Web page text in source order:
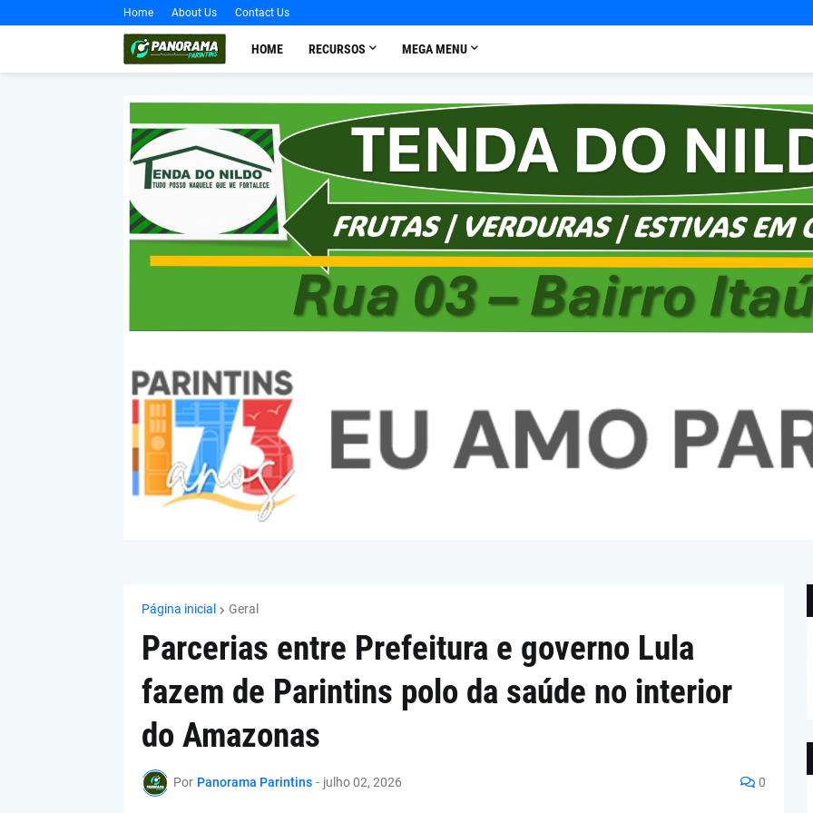
Home About Us Contact Us
HOME RECURSOS MEGA MENU
Página inicial Geral
Parcerias entre Prefeitura e governo Lula
fazem de Parintins polo da saúde no interior
do Amazonas
Por Panorama Parintins - julho 02, 2026 0